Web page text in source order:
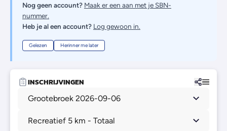
Nog geen account? Maak er een aan met je SBN-
nummer.
Heb je al een account? Log gewoon in.
Gelezen Herinner me later
INSCHRIJVINGEN
Grootebroek 2026-09-06
Recreatief 5 km - Totaal